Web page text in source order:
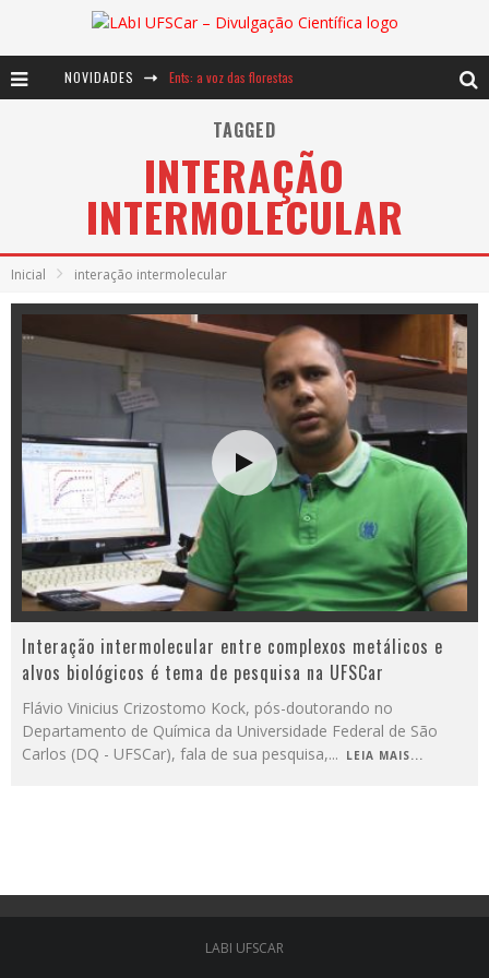
NOVIDADES Ents: a voz das florestas
Notáveis: Bertha Lutz
TAGGED
INTERAÇÃO
INTERMOLECULAR
Inicial interação intermolecular
Interação intermolecular entre complexos metálicos e
alvos biológicos é tema de pesquisa na UFSCar
Flávio Vinicius Crizostomo Kock, pós-doutorando no
Departamento de Química da Universidade Federal de São
Carlos (DQ - UFSCar), fala de sua pesquisa,... LEIA MAIS...
LABI UFSCAR